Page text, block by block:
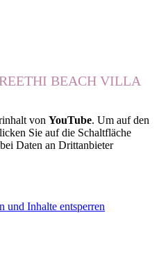
BEACH VILLA
von YouTube. Um auf den
Sie auf die Schaltfläche
Daten an Drittanbieter
und Inhalte entsperren